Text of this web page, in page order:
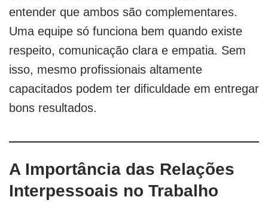
entender que ambos são complementares.
Uma equipe só funciona bem quando existe
respeito, comunicação clara e empatia. Sem
isso, mesmo profissionais altamente
capacitados podem ter dificuldade em entregar
bons resultados.
A Importância das Relações
Interpessoais no Trabalho